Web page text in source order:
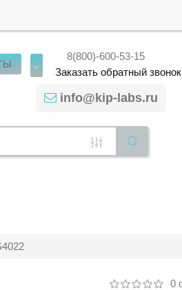
8(800)-600-53-15
Заказатьобратныйзвонок
info@kip-labs.ru
0